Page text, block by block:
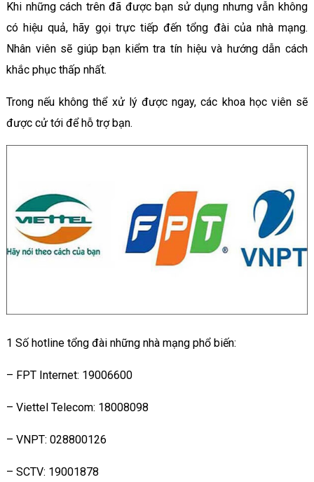
Khi những cách trên đã được bạn sử dụng nhưng vẫn không
có hiệu quả, hãy gọi trực tiếp đến tổng đài của nhà mạng.
Nhân viên sẽ giúp bạn kiểm tra tín hiệu và hướng dẫn cách
khắc phục thấp nhất.
Trong nếu không thể xử lý được ngay, các khoa học viên sẽ
được cử tới để hỗ trợ bạn.
1 Số hotline tổng đài những nhà mạng phổ biến:
– FPT Internet: 19006600
– Viettel Telecom: 18008098
– VNPT: 028800126
– SCTV: 19001878